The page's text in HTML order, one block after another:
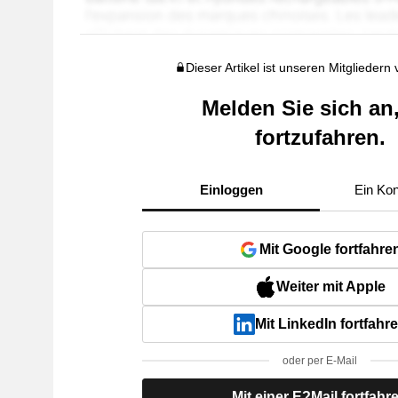
Dieser Artikel ist unseren Mitgliedern
Melden Sie sich
fortzufahren.
Einloggen Ein
Mit Google
Weiter mit Apple
Mit LinkedIn
oder per E-Mail